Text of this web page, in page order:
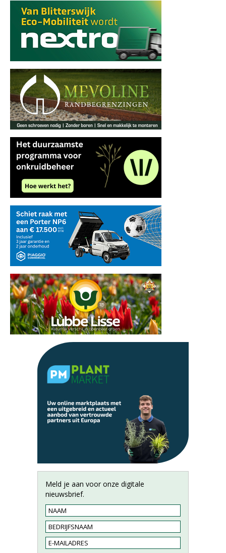
Meld je aan voor onze digitale
nieuwsbrief.